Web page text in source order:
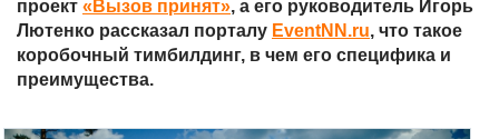
проект «Вызов принят», а его руководитель Игорь
Лютенко рассказал порталу EventNN .ru, что такое
коробочный тимбилдинг, в чем его специфика и
преимущества.